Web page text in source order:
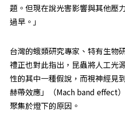
題。但現在說光害影響與其他壓
過早。」
台灣的蛾類研究專家、特有生物
禮正也對此指出，昆蟲將人工光
性的其中一種假說，而視神經見
赫帶效應」（Mach band effect
聚集於燈下的原因。